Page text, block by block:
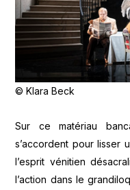
© Klara Beck
Sur ce matériau
s’accordent pour lisser
l’esprit vénitien
l’action dans le